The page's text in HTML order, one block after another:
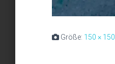
Größe: 150 × 150